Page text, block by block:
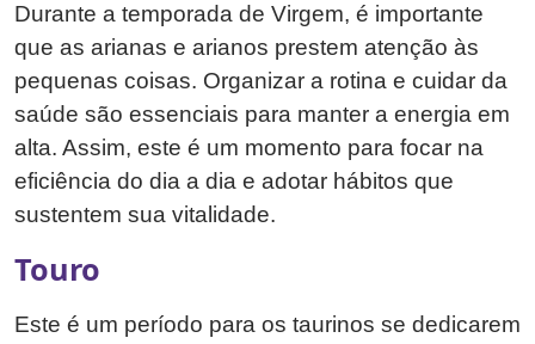
Durante a temporada de Virgem, é importante
que as arianas e arianos prestem atenção às
pequenas coisas. Organizar a rotina e cuidar da
saúde são essenciais para manter a energia em
alta. Assim, este é um momento para focar na
eficiência do dia a dia e adotar hábitos que
sustentem sua vitalidade.
Touro
Este é um período para os taurinos se dedicarem